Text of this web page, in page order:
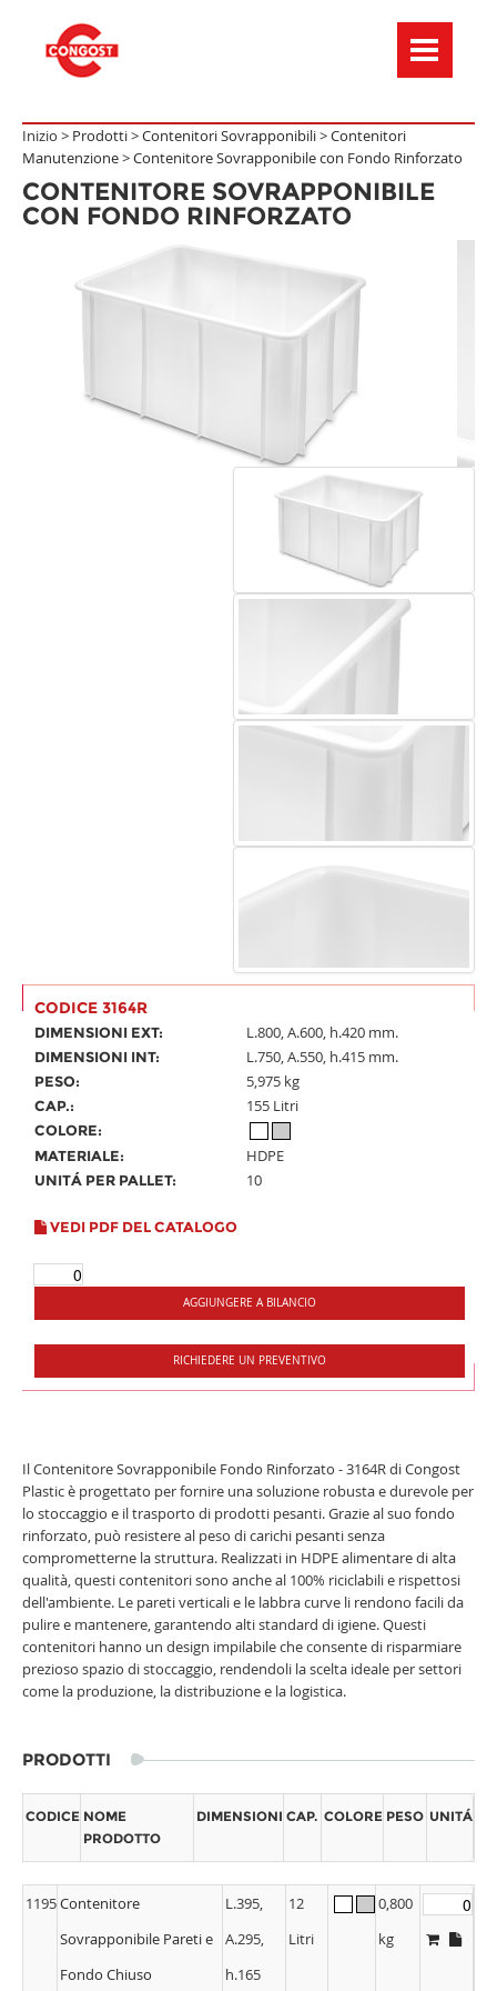
Inizio > Prodotti>Contenitori Sovrapponibili>Contenitori
Manutenzione>Contenitore Sovrapponibile con Fondo Rinforzato
CONTENITORE SOVRAPPONIBILE
CON FONDO RINFORZATO
CODICE 3164R
DIMENSIONI EXT: L.800, A.600, h.420 mm.
DIMENSIONI INT: L.750, A.550, h.415 mm.
PESO: 5,975 kg
CAP.: 155 Litri
COLORE:
MATERIALE:
HDPE
UNITÁ PER PALLET: 10
VEDI PDF DEL CATALOGO
AGGIUNGERE A BILANCIO
RICHIEDERE UN PREVENTIVO
Il Contenitore Sovrapponibile Fondo Rinforzato - 3164R di Congost
Plastic è progettato per fornire una soluzione robusta e durevole per
lo stoccaggio e il trasporto di prodotti pesanti. Grazie al suo fondo
rinforzato, può resistere al peso di carichi pesanti senza
comprometterne la struttura. Realizzati in HDPE alimentare di alta
qualità, questi contenitori sono anche al 100% riciclabili e rispettosi
dell'ambiente. Le pareti verticali e le labbra curve li rendono facili da
pulire e mantenere, garantendo alti standard di igiene. Questi
contenitori hanno un design impilabile che consente di risparmiare
prezioso spazio di stoccaggio, rendendoli la scelta ideale per settori
come la produzione, la distribuzione e la logistica.
PRODOTTI
CODICE NOME
PRODOTTO
DIMENSIONI CAP. COLORE PESO UNITÁ
1195Contenitore
Sovrapponibile Pareti e
Fondo Chiuso
L.395,
A.295,
h.165
12
Litri
0,800
kg